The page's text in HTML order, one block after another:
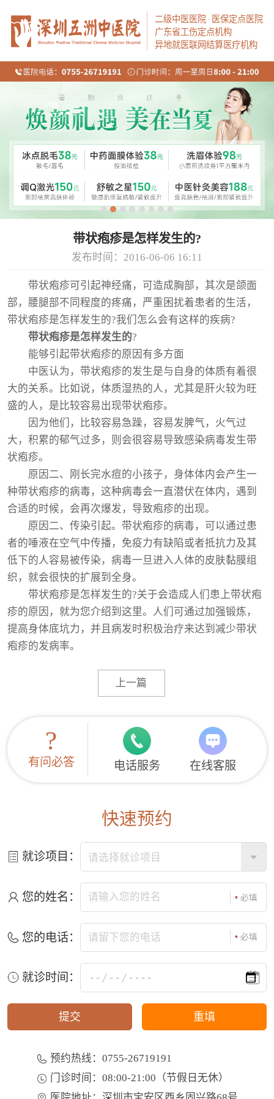
二级中医医院 · 医保定点医院
广东省工伤定点机构
异地就医联网结算医疗机构
带状疱疹是怎样发生的?
发布时间：2016-06-06 16:11
带状疱疹可引起神经痛，可造成胸部，其次是颌面
部，腰腿部不同程度的疼痛，严重困扰着患者的生活，
带状疱疹是怎样发生的?我们怎么会有这样的疾病?
带状疱疹是怎样发生的?
能够引起带状疱疹的原因有多方面
中医认为，带状疱疹的发生是与自身的体质有着很
大的关系。比如说，体质湿热的人，尤其是肝火较为旺
盛的人，是比较容易出现带状疱疹。
因为他们，比较容易急躁，容易发脾气，火气过
大，积累的郁气过多，则会很容易导致感染病毒发生带
状疱疹。
原因二、刚长完水痘的小孩子，身体体内会产生一
种带状疱疹的病毒，这种病毒会一直潜伏在体内，遇到
合适的时候，会再次爆发，导致疱疹的出现。
原因二、传染引起。带状疱疹的病毒，可以通过患
者的唾液在空气中传播，免疫力有缺陷或者抵抗力及其
低下的人容易被传染，病毒一旦进入人体的皮肤黏膜组
织，就会很快的扩展到全身。
带状疱疹是怎样发生的?关于会造成人们患上带状疱
疹的原因，就为您介绍到这里。人们可通过加强锻炼，
提高身体底坑力，并且病发时积极治疗来达到减少带状
疱疹的发病率。
上一篇
?
有问必答 电话服务 在线客服
快速预约
就诊项目：
您的姓名：
您的电话：
就诊时间：
预约热线：0755-26719191
门诊时间：08:00-21:00（节假日无休）